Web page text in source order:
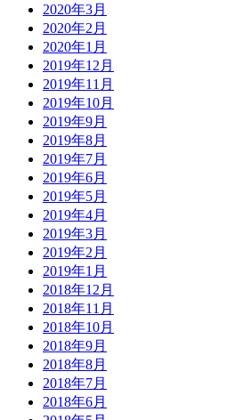
2020年3月
2020年2月
2020年1月
2019年12月
2019年11月
2019年10月
2019年9月
2019年8月
2019年7月
2019年6月
2019年5月
2019年4月
2019年3月
2019年2月
2019年1月
2018年12月
2018年11月
2018年10月
2018年9月
2018年8月
2018年7月
2018年6月